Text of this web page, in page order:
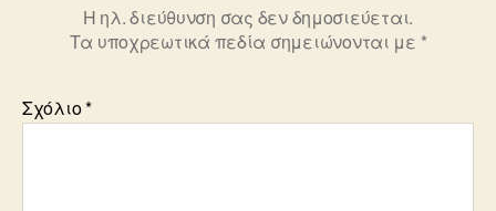
Η ηλ. διεύθυνση σας δεν δημοσιεύεται.
Τα υποχρεωτικά πεδία σημειώνονται με *
Σχόλιο*